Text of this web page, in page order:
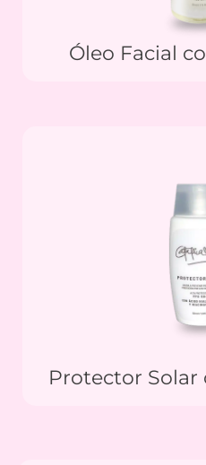
Óleo Facial
Protector Solar